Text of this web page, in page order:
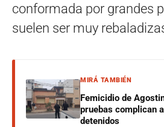
conformada por grandes
suelen ser muy
MIRÁ TAMBIÉN
Femicidio de
pruebas complican
detenidos